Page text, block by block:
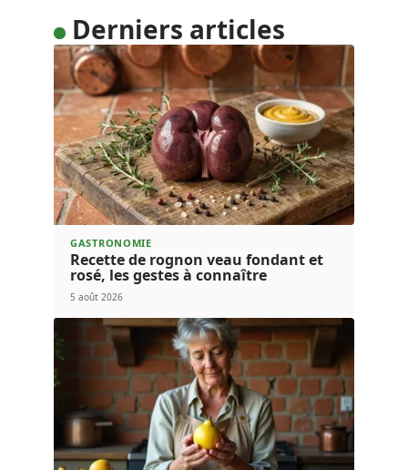
Derniers articles
GASTRONOMIE
Recette de rognon veau fondant et
rosé, les gestes à connaître
5 août 2026